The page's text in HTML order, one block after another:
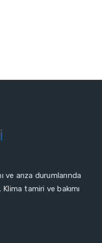
ve arıza durumlarında
tamiri ve bakımı